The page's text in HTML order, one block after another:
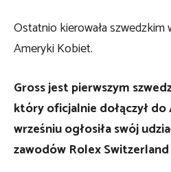
Ostatnio kierowała szwedzkim
Ameryki Kobiet.
Gross jest pierwszym
który oficjalnie dołączył
wrześniu ogłosiła swój
zawodów Rolex